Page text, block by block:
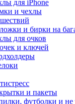
для iPhone
и чехлы
и бирки на
для очков
и ключей
и пакеты
футболки и не